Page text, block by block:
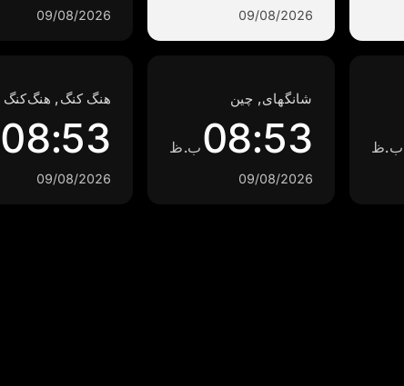
09/08/2026
09/08/2026
ب.ظ
شانگهای, چین
08:53 ب.ظ
09/08/2026
هنگ کنگ, هنگ‌کنگ
08:53
09/08/2026